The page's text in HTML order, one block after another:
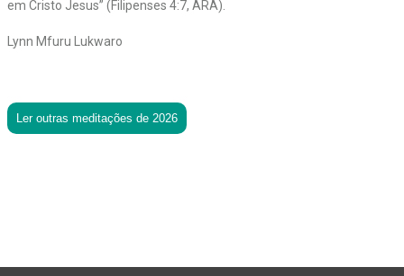
em Cristo Jesus” (Filipenses 4:7, ARA).
Lynn Mfuru Lukwaro
Ler outras meditações de 2026